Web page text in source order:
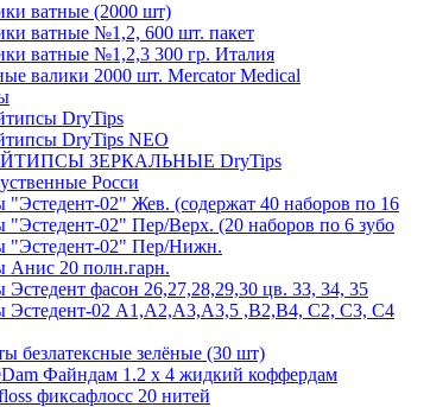
ватные (2000 шт)
ватные №1,2, 600 шт. пакет
ватные №1,2,3 300 гр. Италия
валики 2000 шт. Mercator Medical
DryTips
DryTips NEO
ЗЕРКАЛЬНЫЕ DryTips
Росси
"Эстедент-02" Жев. (содержат 40 наборов по 16
"Эстедент-02" Пер/Верх. (20 наборов по 6 зубо
"Эстедент-02" Пер/Нижн.
Анис 20 полн.гарн.
Эстедент фасон 26,27,28,29,30 цв. 33, 34, 35
Эстедент-02 А1,А2,А3,А3,5 ,В2,В4, С2, С3, С4
безлатексные зелёные (30 шт)
Файндам 1.2 х 4 жидкий коффердам
фиксафлосс 20 нитей